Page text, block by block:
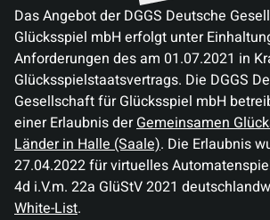
Das Angebot der DGGS Deutsche
Glücksspiel mbH erfolgt unter
Anforderungen des am 01.07.2021 in
Glücksspielstaatsvertrags. Die DGGS
Gesellschaft für Glücksspiel mbH
einer Erlaubnis der Gemeinsamen
Länder in Halle (Saale). Die Erlaubnis
27.04.2022 für virtuelles
4d i.V.m. 22a GlüStV 2021
White-List.